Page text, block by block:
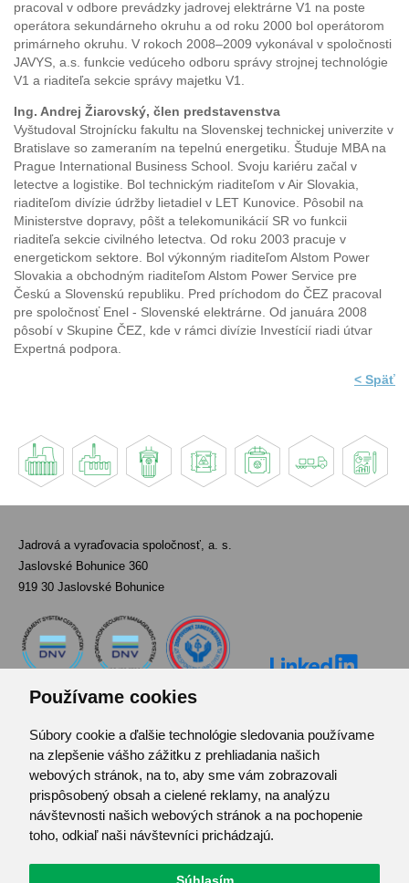
Používame cookies
Súbory cookie a ďalšie technológie sledovania používame
na zlepšenie vášho zážitku z prehliadania našich
webových stránok, na to, aby sme vám zobrazovali
prispôsobený obsah a cielené reklamy, na analýzu
návštevnosti našich webových stránok a na pochopenie
toho, odkiaľ naši návštevníci prichádzajú.
pracoval v odbore prevádzky jadrovej elektrárne V1 na poste
operátora sekundárneho okruhu a od roku 2000 bol operátorom
primárneho okruhu. V rokoch 2008–2009 vykonával v spoločnosti
JAVYS, a.s. funkcie vedúceho odboru správy strojnej technológie
V1 a riaditeľa sekcie správy majetku V1.
Ing. Andrej Žiarovský, člen predstavenstva
Vyštudoval Strojnícku fakultu na Slovenskej technickej univerzite v
Bratislave so zameraním na tepelnú energetiku. Študuje MBA na
Prague International Business School. Svoju kariéru začal v
letectve a logistike. Bol technickým riaditeľom v Air Slovakia,
riaditeľom divízie údržby lietadiel v LET Kunovice. Pôsobil na
Ministerstve dopravy, pôšt a telekomunikácií SR vo funkcii
riaditeľa sekcie civilného letectva. Od roku 2003 pracuje v
energetickom sektore. Bol výkonným riaditeľom Alstom Power
Slovakia a obchodným riaditeľom Alstom Power Service pre
Českú a Slovenskú republiku. Pred príchodom do ČEZ pracoval
pre spoločnosť Enel - Slovenské elektrárne. Od januára 2008
pôsobí v Skupine ČEZ, kde v rámci divízie Investícií riadi útvar
Expertná podpora.
< Späť
Jadrová a vyraďovacia spoločnosť, a. s.
Jaslovské Bohunice 360
919 30 Jaslovské Bohunice
Kontakt
Pozvánka do infocentra
Zoznam použitých skratiek
Mapa stránok
RSS
Centrum predvolieb cookies